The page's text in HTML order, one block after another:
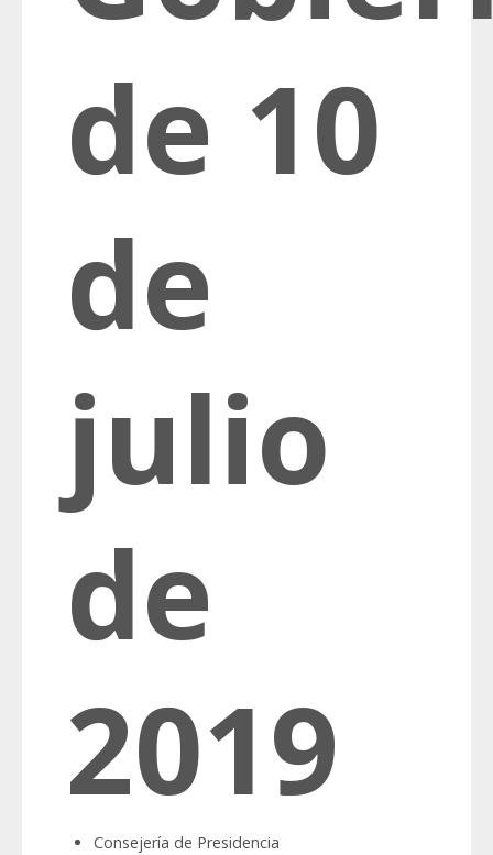
de 10
de
julio
de
2019
Consejería de Presidencia